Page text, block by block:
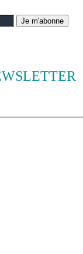
Je m'abonne